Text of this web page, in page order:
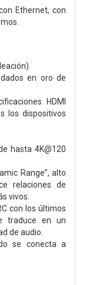
Ethernet, con
en oro de
HDMI
los dispositivos
hasta 4K@120
Range”, alto
relaciones de
vivos.
con los últimos
traduce en un
de audio.
se conecta a